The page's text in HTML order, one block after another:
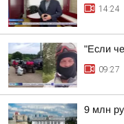
14:24
"Если
09:27
9 млн